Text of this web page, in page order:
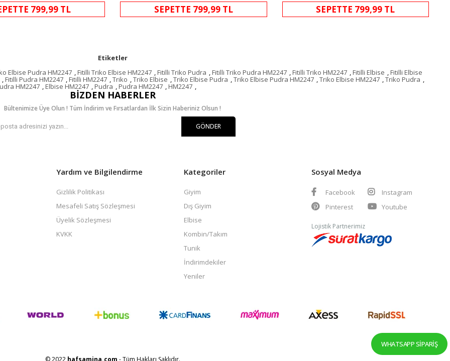
799,99 TL SEPETTE 799,99 TL SEPETTE 799,99 TL
Etiketler
Elbise Pudra HM2247 ,Fitilli Triko Elbise HM2247 ,Fitilli Triko Pudra ,Fitilli Triko Pudra HM2247 ,Fitilli Triko HM2247 ,Fitilli Elbise ,Fitilli Elbise
,Fitilli Pudra HM2247 ,Fitilli HM2247 ,Triko ,Triko Elbise ,Triko Elbise Pudra ,Triko Elbise Pudra HM2247 ,Triko Elbise HM2247 ,Triko Pudra ,
HM2247 ,Elbise HM2247 ,Pudra ,Pudra HM2247 ,HM2247 ,
WHATSAPP SIPARIŞ
BIZDEN HABERLER
Bültenimize Üye Olun ! Tüm İndirim ve Fırsatlardan İlk Sizin Haberiniz Olsun !
GÖNDER
Yardım ve Bilgilendirme
Gizlilik Politikası
Mesafeli Satış Sözleşmesi
Üyelik Sözleşmesi
KVKK
Kategoriler
Giyim
Dış Giyim
Elbise
Kombin/Takım
Tunik
İndirimdekiler
Yeniler
Sosyal Medya
Facebook
Instagram
Pinterest
Youtube
Lojistik Partnerimiz
© 2022 hafsamina.com - Tüm Hakları Saklıdır.